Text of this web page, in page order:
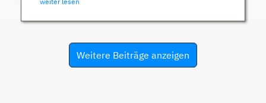
Weitere Beiträge anzeigen